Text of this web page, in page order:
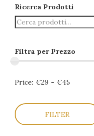
Ricerca Prodotti
Filtra per Prezzo
Price: €29 - €45
FILTER